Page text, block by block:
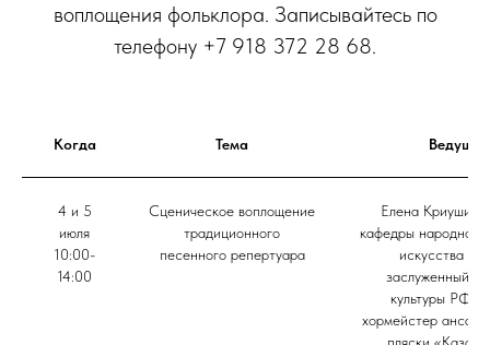
воплощения фольклора. Записывайтесь по
телефону +7 918 372 28 68.
Когда Тема Ведущие
4 и 5
июля
10:00-
14:00
Сценическое воплощение
традиционного
песенного репертуара
Елена
кафедры народного
искусства
заслуженный
культуры РФ,
хормейстер